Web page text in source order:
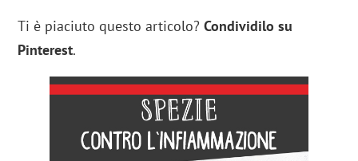
Ti è piaciuto questo articolo?Condividilo su
Pinterest.